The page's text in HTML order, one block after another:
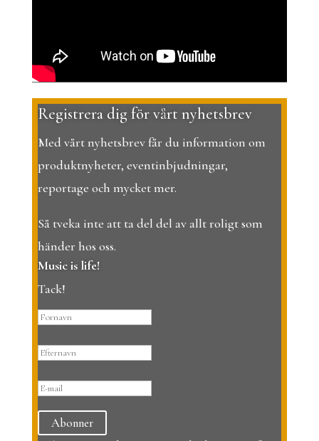
Registrera dig för vårt nyhetsbrev
Med vårt nyhetsbrev får du information om
produktnyheter, eventinbjudningar,
reportage och mycket mer.
Så tveka inte att ta del del av allt roligt som
händer hos oss.
Music is life!
Tack!
Abonner